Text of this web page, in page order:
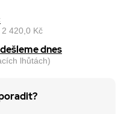
420,0 Kč
dnes
lhůtách)